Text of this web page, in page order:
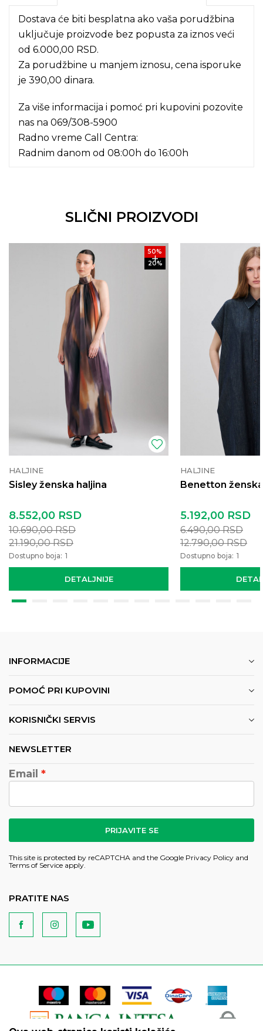
Dostava će biti besplatna ako vaša porudžbina
uključuje proizvode bez popusta za iznos veći
od 6.000,00 RSD.
Za porudžbine u manjem iznosu, cena isporuke
je 390,00 dinara.
Za više informacija i pomoć pri kupovini pozovite
nas na 069/308-5900
Radno vreme Call Centra:
Radnim danom od 08:00h do 16:00h
SLIČNI PROIZVODI
50%
20%
HALJINE
Sisley ženska haljina
DETALJNIJE
8.552,00 RSD
10.690,00RSD
21.190,00RSD
Dostupno boja: 1
HALJINE
Benetton
5.192,00 RSD
6.490,00RSD
12.790,00RSD
Dostupno boja: 1
INFORMACIJE
POMOĆ PRI KUPOVINI
KORISNIČKI SERVIS
NEWSLETTER
Email
PRIJAVITE SE
This site is protected by reCAPTCHA and the Google Privacy Policy and
Terms of Service apply.
PRATITE NAS